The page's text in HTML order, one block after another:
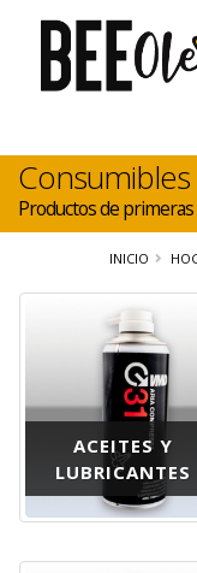
Productos de
INICIO
ACEITES Y
LUBRICANTES